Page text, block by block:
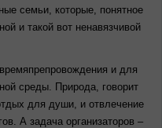
семьи, которые, понятное
и такой вот ненавязчивой
и для
среды. Природа, говорит
для души, и отвлечение
А задача организаторов –